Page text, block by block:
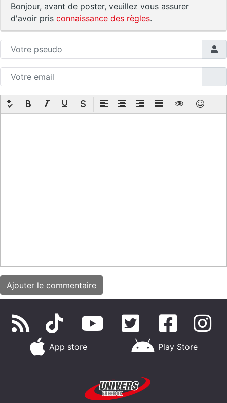
Bonjour, avant de poster, veuillez vous assurer
d'avoir pris connaissance des règles.
App store Play Store